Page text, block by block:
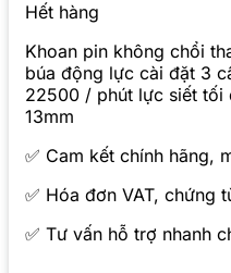
Hết hàng
Khoan pin không chổi
búa động lực cài đặt 3
22500 / phút lực siết tối
13mm
✅ Cam kết chính hãng,
✅ Hóa đơn VAT, chứng
✅ Tư vấn hỗ trợ nhanh